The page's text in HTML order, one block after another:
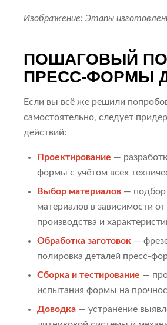
Изображение: Этапы
ПОШАГОВЫЙ
ПРЕСС-ФОРМЫ
Если вы всё же решили
самостоятельно, следует
действий:
Проектирование —
формы с учётом всех
Выбор материалов — подбор
материалов в зависимости
производства и
Обработка заготовок —
полировка деталей пресс-
Сборка и тестирование —
испытания формы на
Доводка — устранение